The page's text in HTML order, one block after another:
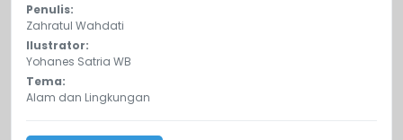
Penulis:
Zahratul Wahdati
Ilustrator:
Yohanes Satria WB
Tema:
Alam dan Lingkungan